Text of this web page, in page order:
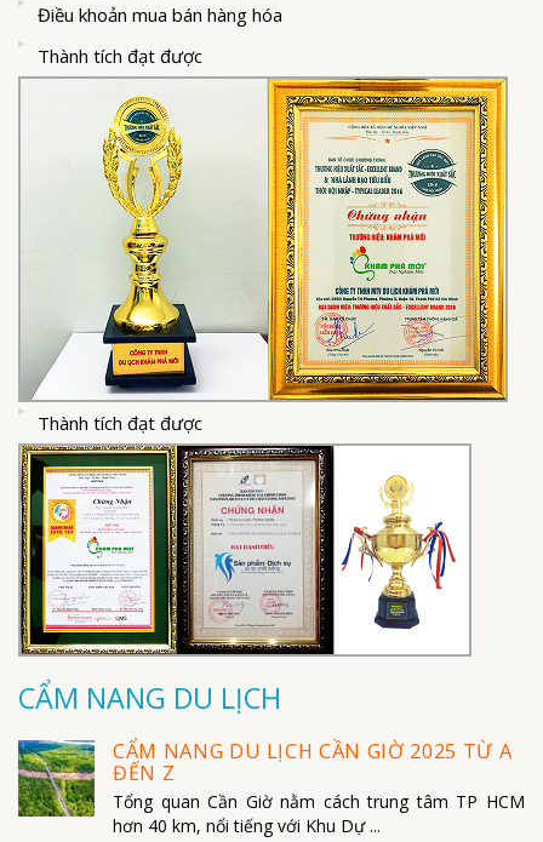
Điều khoản mua bán hàng hóa
Thành tích đạt được
Thành tích đạt được
CẨM NANG DU LỊCH
CẨM NANG DU LỊCH CẦN GIỜ 2025 TỪ A
ĐẾN Z
Tổng quan Cần Giờ nằm cách trung tâm TP HCM
hơn 40 km, nổi tiếng với Khu Dự ...